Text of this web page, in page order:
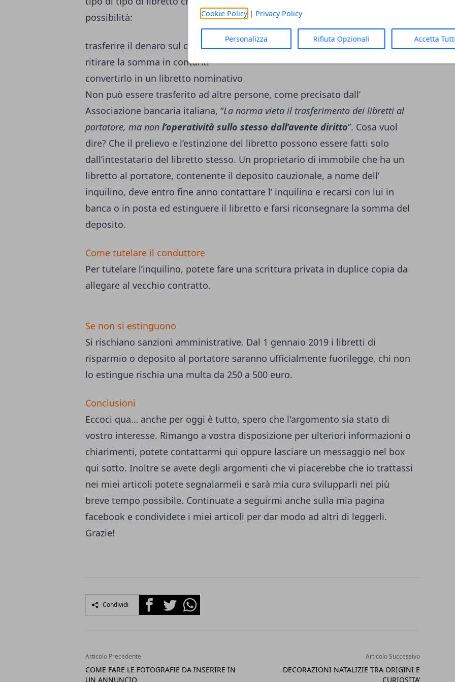
Cookie Policy| Privacy Policy
Personalizza Rifiuta Opzionali Accetta
possibilità:
trasferire il denaro sul conto corrente
ritirare la somma in contanti
convertirlo in un libretto nominativo
Non può essere trasferito ad altre persone, come precisato dall’
Associazione bancaria italiana, “La norma vieta il trasferimento dei libretti al
portatore, ma non l’operatività sullo stesso dall’avente diritto”. Cosa vuol
dire? Che il prelievo e l’estinzione del libretto possono essere fatti solo
dall’intestatario del libretto stesso. Un proprietario di immobile che ha un
libretto al portatore, contenente il deposito cauzionale, a nome dell’
inquilino, deve entro fine anno contattare l’ inquilino e recarsi con lui in
banca o in posta ed estinguere il libretto e farsi riconsegnare la somma del
deposito.
Come tutelare il conduttore
Per tutelare l’inquilino, potete fare una scrittura privata in duplice copia da
allegare al vecchio contratto.
Se non si estinguono
Si rischiano sanzioni amministrative. Dal 1 gennaio 2019 i libretti di
risparmio o deposito al portatore saranno ufficialmente fuorilegge, chi non
lo estingue rischia una multa da 250 a 500 euro.
Conclusioni
Eccoci qua… anche per oggi è tutto, spero che l'argomento sia stato di
vostro interesse. Rimango a vostra disposizione per ulteriori informazioni o
chiarimenti, potete contattarmi qui oppure lasciare un messaggio nel box
qui sotto. Inoltre se avete degli argomenti che vi piacerebbe che io trattassi
nei miei articoli potete segnalarmeli e sarà mia cura svilupparli nel più
breve tempo possibile. Continuate a seguirmi anche sulla mia pagina
facebook e condividete i miei articoli per dar modo ad altri di leggerli.
Grazie!
Condividi FacebookTwitterWhatsapp
Articolo Precedente
COME FARE LE FOTOGRAFIE DA INSERIRE IN
UN ANNUNCIO
Articolo Successivo
DECORAZIONI NATALIZIE TRA ORIGINI E
CURIOSITA’